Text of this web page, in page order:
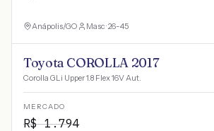
Anápolis/GO Masc · 26-45
Toyota COROLLA 2017
Corolla GLi Upper 1.8 Flex 16V Aut.
MERCADO
R$1.794